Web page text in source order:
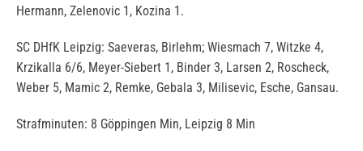
Hermann, Zelenovic 1, Kozina 1.
SC DHfK Leipzig: Saeveras, Birlehm; Wiesmach 7, Witzke 4,
Krzikalla 6/6, Meyer-Siebert 1, Binder 3, Larsen 2, Roscheck,
Weber 5, Mamic 2, Remke, Gebala 3, Milisevic, Esche, Gansau.
Strafminuten: 8 Göppingen Min, Leipzig 8 Min